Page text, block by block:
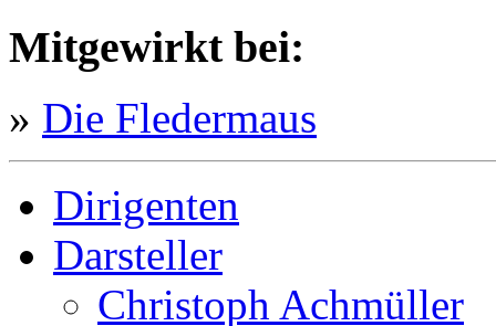
Mitgewirkt bei:
» Die Fledermaus
Dirigenten
Darsteller
Christoph Achmüller